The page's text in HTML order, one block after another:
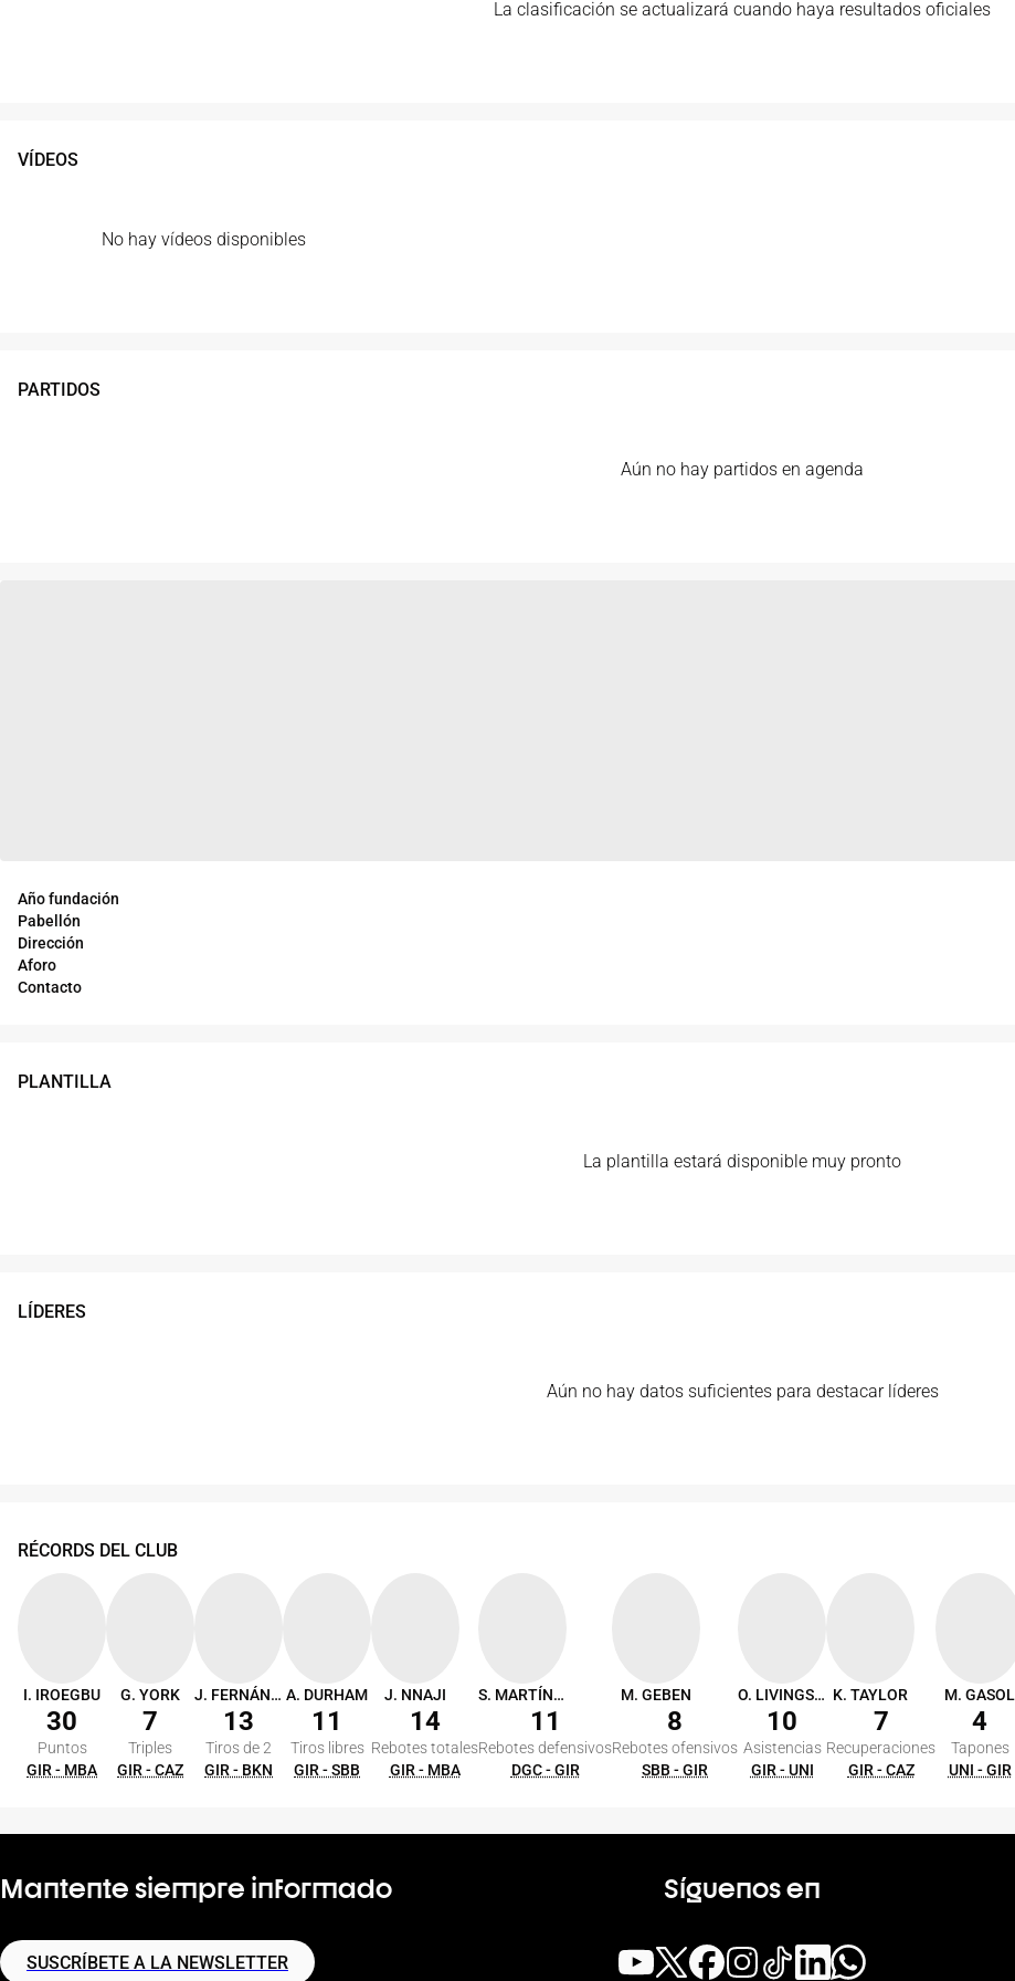
La clasificación se actualizará cuando haya resultados oficiales
Año fundación
Pabellón
Dirección
Aforo
Contacto
VÍDEOS
No hay vídeos disponibles
PARTIDOS
Aún no hay partidos en agenda
PLANTILLA
La plantilla estará disponible muy pronto
LÍDERES
Aún no hay datos suficientes para destacar líderes
RÉCORDS DEL CLUB
I. IROEGBU
30
Puntos
GIR - MBA
G. YORK
7
Triples
GIR - CAZ
J. FERNÁNDEZ
13
Tiros de 2
GIR - BKN
A. DURHAM
11
Tiros libres
GIR - SBB
J. NNAJI
14
Rebotes totales
GIR - MBA
S. MARTÍNEZ
11
Rebotes defensivos
DGC - GIR
M. GEBEN
8
Rebotes ofensivos
SBB - GIR
O. LIVINGSTON
10
Asistencias
GIR - UNI
K. TAYLOR
7
Recuperaciones
GIR - CAZ
M. GASOL
4
Tapones
UNI - GIR
Mantente siempre informado
SUSCRÍBETE A LA NEWSLETTER
Síguenos en